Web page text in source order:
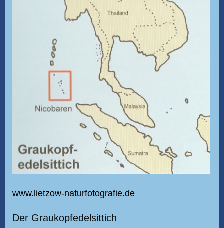
www.lietzow-naturfotografie.de
Der Graukopfedelsittich